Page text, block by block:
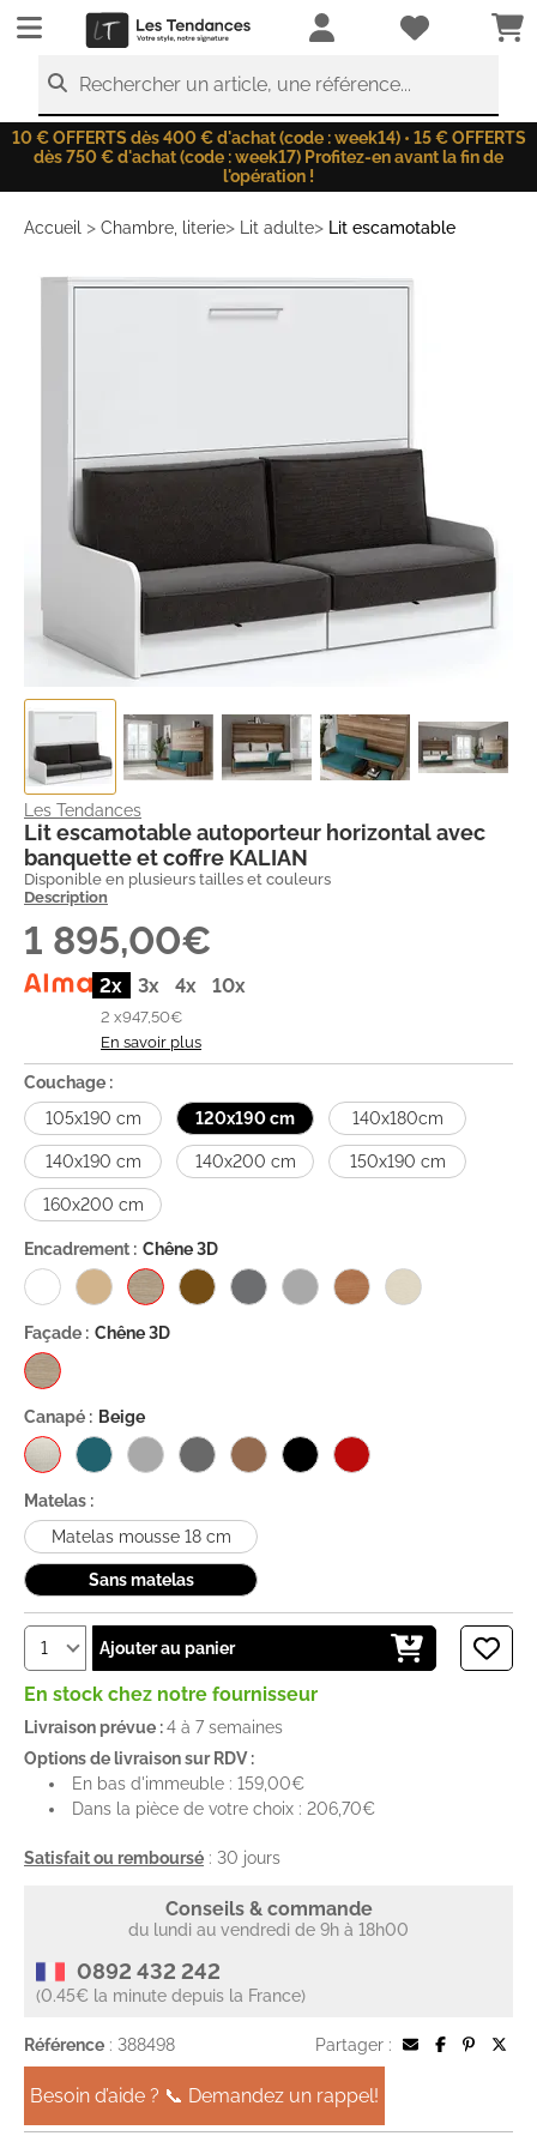
LesTendances.fr
Rechercher un article, une référence...
10 € OFFERTS dès 400 € d'achat (code : week14) • 15 € OFFERTS
dès 750 € d'achat (code : week17) Profitez-en avant la fin de
l'opération !
Accueil > Chambre, literie> Lit adulte> Lit escamotable
Les Tendances
Lit escamotable autoporteur horizontal avec
banquette et coffre KALIAN
Disponible en plusieurs tailles et couleurs
Description
1 895,00€
2x 3x 4x 10x
2 x947,50€
En savoir plus
Couchage :
105x190 cm
120x190 cm 140x180cm
140x190 cm 140x200 cm 150x190 cm
160x200 cm
Encadrement : Chêne 3D
Façade : Chêne 3D
Canapé : Beige
Matelas :
Matelas mousse 18 cm
Sans matelas
Ajouter au panier
En stock chez notre fournisseur
Livraison prévue :4 à 7 semaines
Options de livraison sur RDV :
En bas d'immeuble : 159,00€
Dans la pièce de votre choix : 206,70€
Satisfait ou remboursé : 30 jours
Conseils & commande
du lundi au vendredi de 9h à 18h00
0892 432 242
(0.45€ la minute depuis la France)
Référence : 388498 Partager :
Besoin d’aide ? 📞 Demandez un rappel!